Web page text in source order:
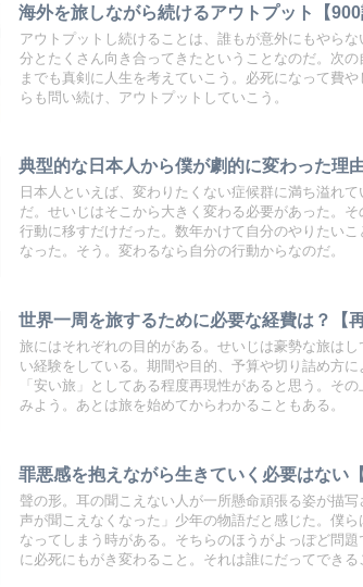
海外を旅しながら続けるアウトプット【900
アウトプットし続けることは、誰もが意外にもやら
分とたくさん向き合ってきたということなのだ。次
までも真剣に人生を考えていこう。必死になって費
らも問い続け、アウトプットしていこう。
典型的な日本人から僕が劇的に変わった理
日本人といえば、変わりたくない症候群に満ち溢れ
だ。せいじはそこから大きく変わる必要があった。
行動に移すだけだった。数年かけて自分のやりたい
なった。そう。変わるなら自分の行動からなのだ。
世界一周を旅するために必要な経費は？【
旅にはそれぞれの目的がある。せいじは豪勢な旅は
い経験をしている。期間や目的、予算や切り詰め方
「安い旅」としてある程度再現性があると思う。そ
みよう。あとは旅を始めてからわかることもある。
罪悪感を抱えながら生きていく必要はない
聲の形。耳の聞こえない人が一所懸命頑張る姿が描
声が聞こえなくなった」少年の物語だと感じた。僕
なってしまう時がある。そちらのほうがよっぽど問
に必死にもがき変わること。それは誰にだってできる